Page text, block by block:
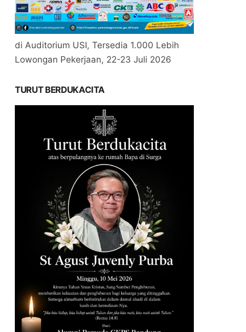
di Auditorium USI, Tersedia 1.000 Lebih
Lowongan Pekerjaan, 22-23 Juli 2026
TURUT BERDUKACITA